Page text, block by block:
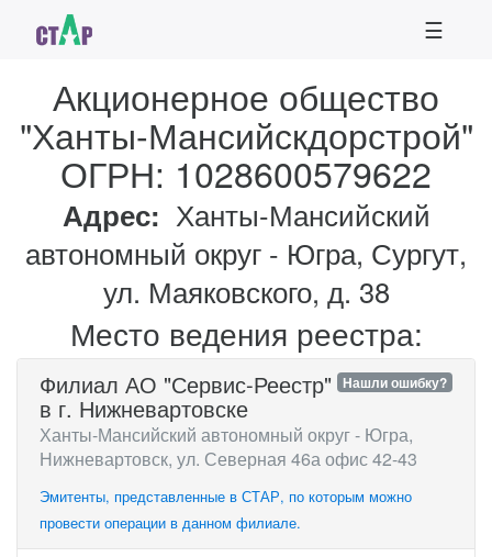
☰
Акционерное общество
"Ханты-Мансийскдорстрой"
ОГРН: 1028600579622
Адрес: Ханты-Мансийский
автономный округ - Югра, Сургут,
ул. Маяковского, д. 38
Место ведения реестра:
Нашли ошибку?
Филиал АО "Сервис-Реестр"
в г. Нижневартовске
Ханты-Мансийский автономный округ - Югра,
Нижневартовск, ул. Северная 46а офис 42-43
Эмитенты, представленные в СТАР, по которым можно
провести операции в данном филиале.